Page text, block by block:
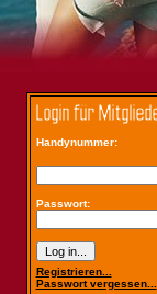
Handynummer:
Passwort:
Registrieren...
Passwort vergessen...